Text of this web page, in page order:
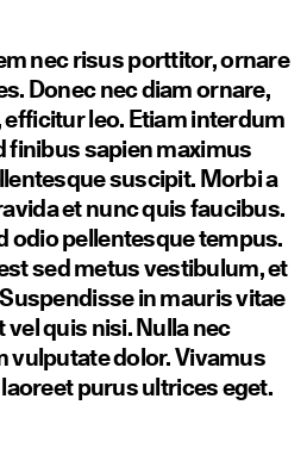
nec risus porttitor, ornare
Donec nec diam ornare,
leo. Etiam interdum
finibus sapien maximus
suscipit. Morbi a
et nunc quis faucibus.
odio pellentesque tempus.
sed metus vestibulum, et
in mauris vitae
quis nisi. Nulla nec
vulputate dolor. Vivamus
purus ultrices eget.